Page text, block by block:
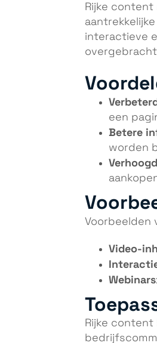
Rijke
interactieve
een
Betere
worden
Voorbeelden
Video-
Webinars
Rijke